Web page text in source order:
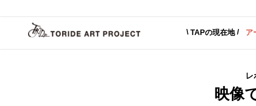
TAPの現在地 ア
レ
映像